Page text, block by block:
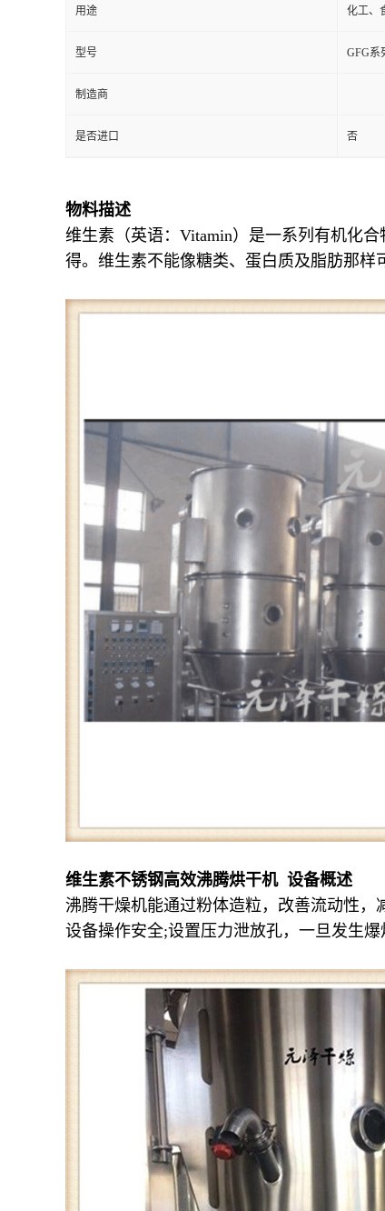
用途 化工、
型号 GFG系
制造商
是否进口 否
物料描述
维生素（英语：Vitamin）是一系列有机化
得。维生素不能像糖类、蛋白质及脂肪那样
维生素不锈钢高效沸腾烘干机 设备概述
沸腾干燥机能通过粉体造粒，改善流动性，
设备操作安全;设置压力泄放孔，一旦发生